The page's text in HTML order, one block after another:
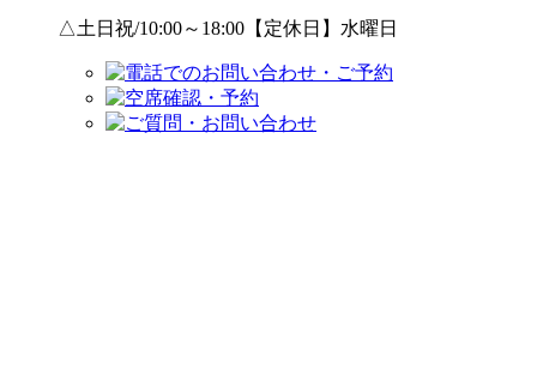
△土日祝/10:00～18:00【定休日】水曜日